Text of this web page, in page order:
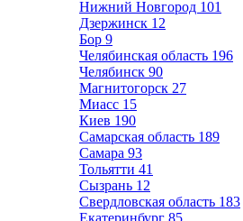
Нижний Новгород 101
Дзержинск 12
Бор 9
Челябинская область 196
Челябинск 90
Магнитогорск 27
Миасс 15
Киев 190
Самарская область 189
Самара 93
Тольятти 41
Сызрань 12
Свердловская область 183
Екатеринбург 85